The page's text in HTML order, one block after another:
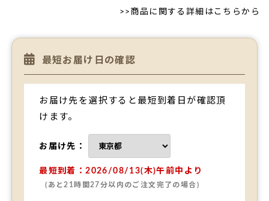
>> 商品に関する詳細はこちらから
最短お届け日の確認
お届け先を選択すると最短到着日が確認頂
けます。
お届け先：
最短到着：2026/08/13(木)午前中より
(あと21時間27分以内のご注文完了の場合)